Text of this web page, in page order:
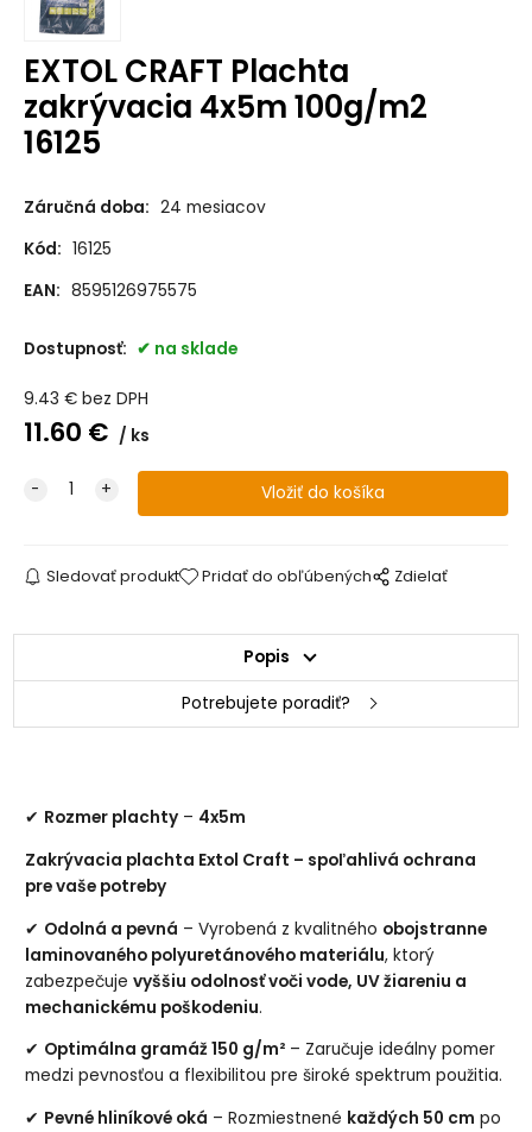
EXTOL CRAFT Plachta
zakrývacia 4x5m 100g/m2
16125
Záručná doba: 24 mesiacov
Kód: 16125
EAN: 8595126975575
Dostupnosť: na sklade
9.43 € bez DPH
11.60 € ks
Sledovať produkt Pridať do obľúbených Zdielať
Popis
Potrebujete poradiť?
✔ Rozmer plachty – 4x5m
Zakrývacia plachta Extol Craft – spoľahlivá ochrana
pre vaše potreby
✔ Odolná a pevná – Vyrobená z kvalitného obojstranne
laminovaného polyuretánového materiálu, ktorý
zabezpečujevyššiu odolnosť voči vode, UV žiareniu a
mechanickému poškodeniu.
✔ Optimálna gramáž 150 g/m² – Zaručuje ideálny pomer
medzi pevnosťou a flexibilitou pre široké spektrum použitia.
✔ Pevné hliníkové oká – Rozmiestnené každých 50 cm po